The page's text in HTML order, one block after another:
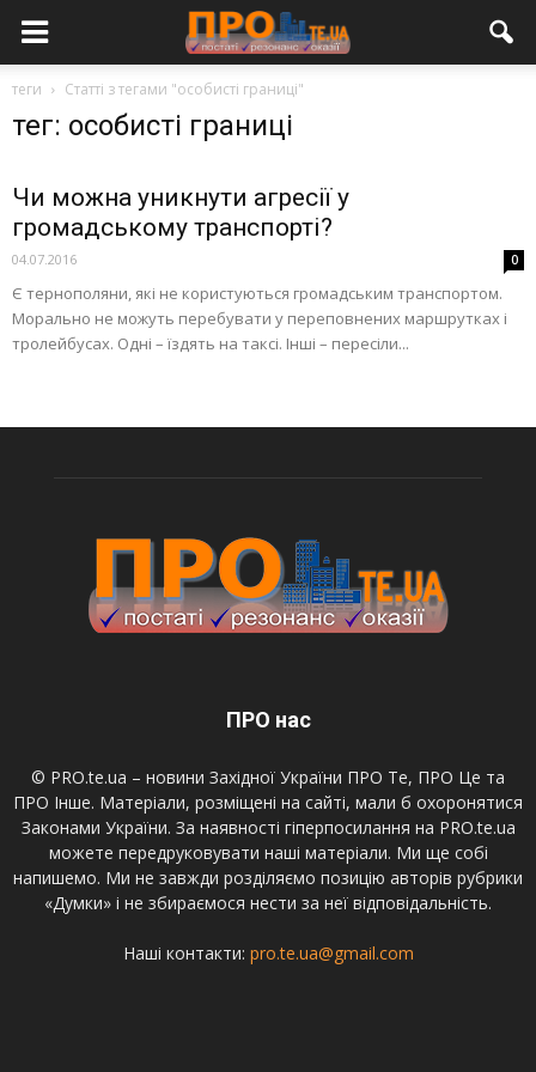
теги Статті з тегами "особисті границі"
тег: особисті границі
Чи можна уникнути агресії у
громадському транспорті?
04.07.2016 0
Є тернополяни, які не користуються громадським транспортом.
Морально не можуть перебувати у переповнених маршрутках і
тролейбусах. Одні – їздять на таксі. Інші – пересіли...
ПРО нас
© PRO.te.ua – новини Західної України ПРО Те, ПРО Це та
ПРО Інше. Матеріали, розміщені на сайті, мали б охоронятися
Законами України. За наявності гіперпосилання на PRO.te.ua
можете передруковувати наші матеріали. Ми ще собі
напишемо. Ми не завжди розділяємо позицію авторів рубрики
«Думки» і не збираємося нести за неї відповідальність.
Наші контакти: pro.te.ua@gmail.com